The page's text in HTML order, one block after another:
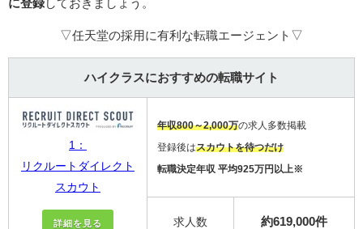
に登録しておきましょう。
▽任天堂の採用に有利な転職エージェント▽
ハイクラスにおすすめの転職サイト
1：
リクルートダイレクト
スカウト
詳細を見る
年収800～2,000万の求人多数掲載
登録後はスカウトを待つだけ
転職決定年収 平均925万円以上※
求人数 約619,000件